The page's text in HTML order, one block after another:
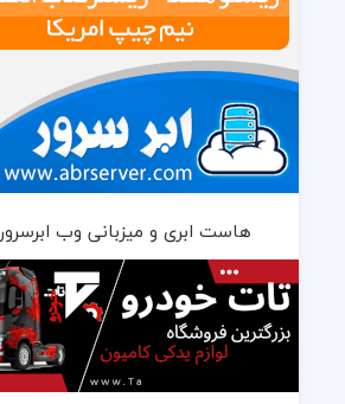
هاست ابری و میزبانی وب ابرسرور